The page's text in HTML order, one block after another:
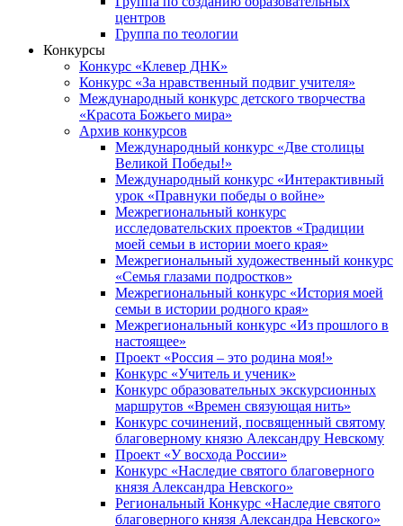
центров
Группа по теологии
Конкурсы
Конкурс «Клевер ДНК»
Конкурс «За нравственный подвиг учителя»
Международный конкурс детского творчества
«Красота Божьего мира»
Архив конкурсов
Международный конкурс «Две столицы
Великой Победы!»
Международный конкурс «Интерактивный
урок «Правнуки победы о войне»
Межрегиональный конкурс
исследовательских проектов «Традиции
моей семьи в истории моего края»
Межрегиональный художественный конкурс
«Семья глазами подростков»
Межрегиональный конкурс «История моей
семьи в истории родного края»
Межрегиональный конкурс «Из прошлого в
настоящее»
Проект «Россия – это родина моя!»
Конкурс «Учитель и ученик»
Конкурс образовательных экскурсионных
маршрутов «Времен связующая нить»
Конкурс сочинений, посвященный святому
благоверному князю Александру Невскому
Проект «У восхода России»
Конкурс «Наследие святого благоверного
князя Александра Невского»
Региональный Конкурс «Наследие святого
благоверного князя Александра Невского»